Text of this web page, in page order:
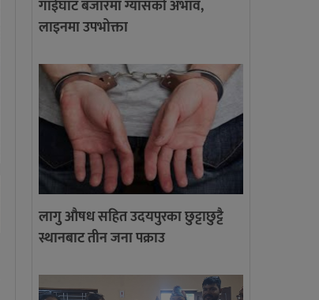
गाईघाट बजारमा ग्यासको अभाव,
लाइनमा उपभोक्ता
लागु औषध सहित उदयपुरका छुट्टाछुट्टै
स्थानबाट तीन जना पक्राउ